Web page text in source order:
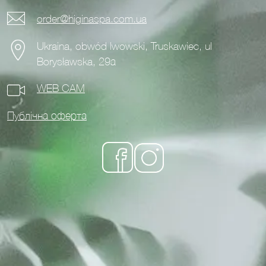
order@higinaspa.com.ua
Ukraina, obwód lwowski, Truskawiec, ul
Borysławska, 29а
WEB CAM
Публічна оферта